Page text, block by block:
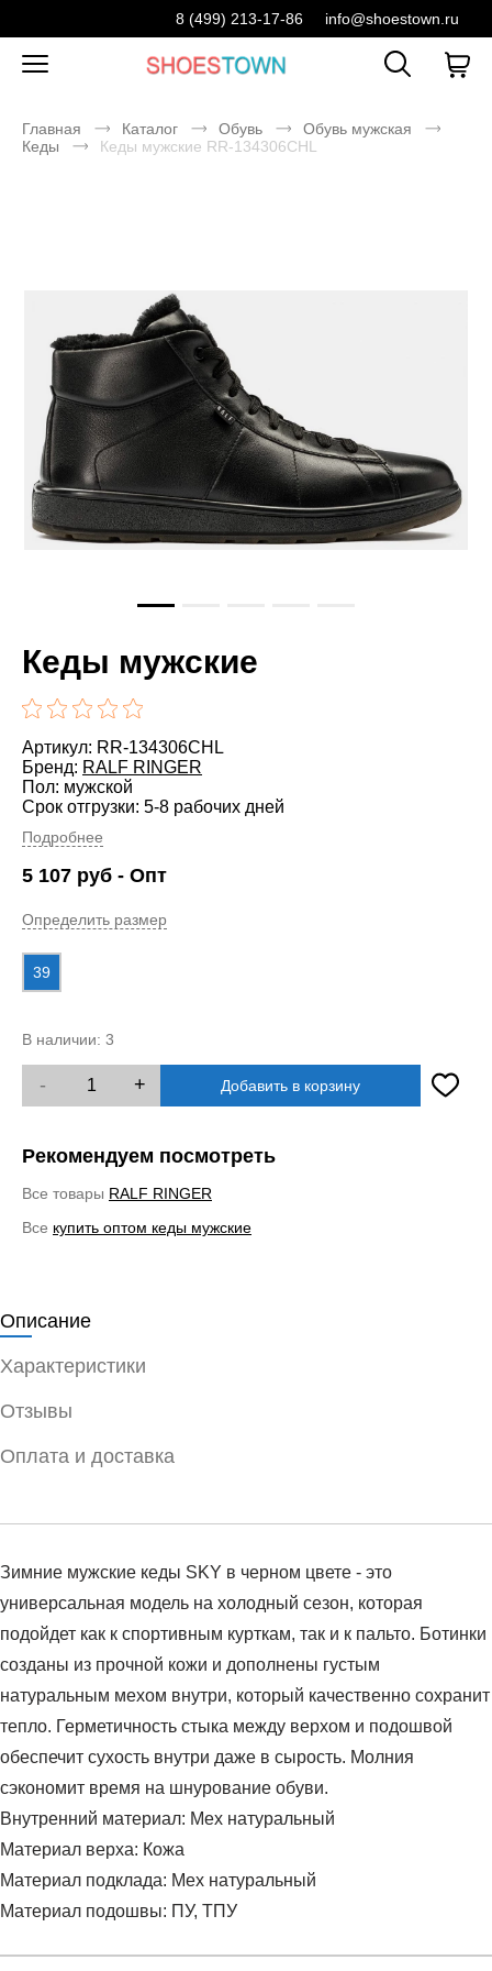
8 (499) 213-17-86 info@shoestown.ru
Главная Каталог Обувь
Обувь мужская
Кеды
Кеды мужские RR-134306CHL
Кеды мужские
Артикул: RR-134306CHL
Бренд: RALF RINGER
Пол: мужской
Срок отгрузки: 5-8 рабочих дней
Подробнее
5 107 руб - Опт
Определить размер
39
В наличии: 3
- + Добавить в корзину
Рекомендуем посмотреть
Все товары RALF RINGER
Все купить оптом кеды мужские
Описание
Характеристики
Отзывы
Оплата и доставка
Зимние мужские кеды SKY в черном цвете - это
универсальная модель на холодный сезон, которая
подойдет как к спортивным курткам, так и к пальто. Ботинки
созданы из прочной кожи и дополнены густым
натуральным мехом внутри, который качественно сохранит
тепло. Герметичность стыка между верхом и подошвой
обеспечит сухость внутри даже в сырость. Молния
сэкономит время на шнурование обуви.
Внутренний материал: Мех натуральный
Материал верха: Кожа
Материал подклада: Мех натуральный
Материал подошвы: ПУ, ТПУ